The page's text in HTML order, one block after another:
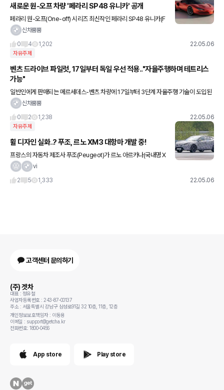
새로운 원-오프 차량 '페라리 SP48 유니카' 공개
페라리 원-오프(One-off) 시리즈 최신작인 페라리 SP48 유니카(F
errari SP48 Unica)가 오늘 공개됐다. 페라리의 가장 특별하고 고
신차뿜뿜
0
4 1,202 22.05.06
자유주제
벤츠 드라이브 파일럿, 17일부터 독일 우선 적용.."자율주행하며 테트리스
가능"
일반인에게 판매되는 메르세데스-벤츠 차량에 17일부터 3단계 자율주행 기술이 도입된
다. 해당 기술은 독일에 우선 적용된다. 차량 안에서 테트리스 게임이나 인터넷 서핑 등이
신차뿜뿜
0
2 1,238 22.05.06
자유주제
휠 디자인 실화..? 푸조, 르노 XM3 대항마 개발 중!
프랑스의 자동차 제조사 푸조(Peugeot)가 르노 아르카나(국내명 X
M3)에 대항할 신형의 쿠페형 SUV를 개발하고 있는 것으로 보인다.
vi
2
5 1,333 22.05.06
고객센터 문의하기
(주) 겟차
대표 : 정유철
사업자등록번호 : 243-87-00137
주소 : 서울특별시 강남구 삼성로91길 32 10층, 11층, 12층
개인정보보호책임자 : 이동용
이메일 : support@getcha.kr
전화번호: 1800-0456
App store Play store